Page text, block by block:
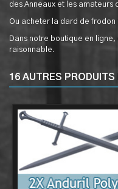
des Anneaux et les amateurs
Ou acheter la dard de frodon
Dans notre boutique en
raisonnable.
16 AUTRES